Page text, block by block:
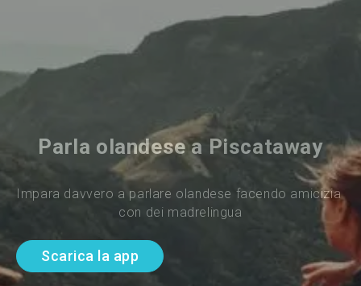
Parla olandese a Piscataway
Impara davvero a parlare olandese facendo amicizia
con dei madrelingua
Scarica la app